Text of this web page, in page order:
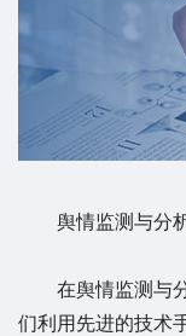
舆情监测与分析
在舆情监测与分
们利用先进的技术